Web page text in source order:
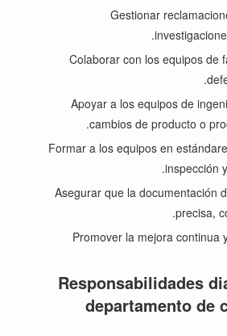
Gestionar
Colaborar con los equipos de
Apoyar a los equipos de
cambios de producto o
Formar a los equipos en
inspección
Asegurar que la documentación
precisa,
Promover la mejora continua
Responsabilidades
departamento de